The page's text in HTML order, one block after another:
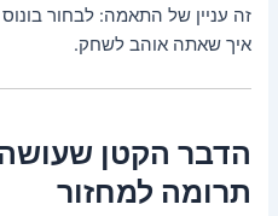
זה עניין של התאמה: לבחור
איך שאתה אוהב לשחק.
הדבר הקטן
תרומה למחזור